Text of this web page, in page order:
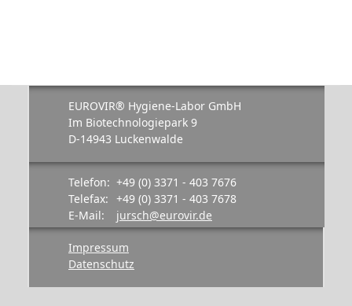
EUROVIR® Hygiene-Labor GmbH
Im Biotechnologiepark 9
D-14943 Luckenwalde
Telefon: +49 (0) 3371 - 403 7676
Telefax: +49 (0) 3371 - 403 7678
E-Mail:
jursch@eurovir.de
Impressum
Datenschutz